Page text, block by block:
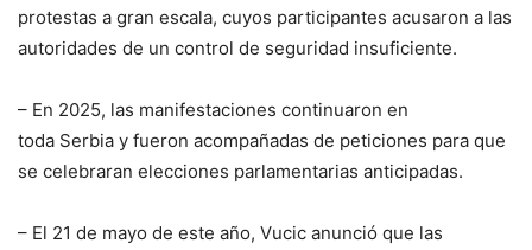
protestas a gran escala, cuyos participantes acusaron a las
autoridades de un control de seguridad insuficiente.
– En 2025, las manifestaciones continuaron en
toda Serbia y fueron acompañadas de peticiones para que
se celebraran elecciones parlamentarias anticipadas.
– El 21 de mayo de este año, Vucic anunció que las